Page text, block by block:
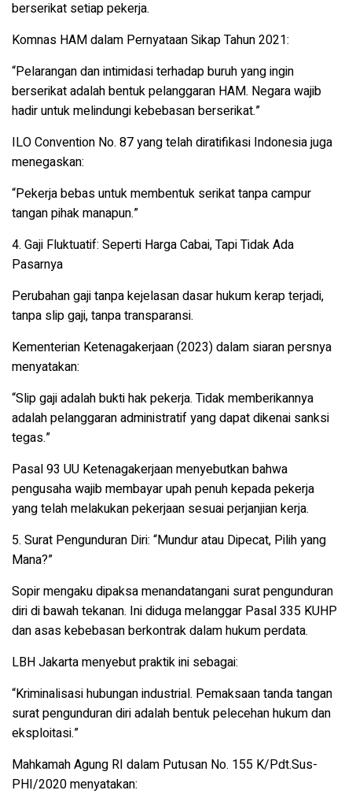
berserikat setiap pekerja.
Komnas HAMdalam Pernyataan Sikap Tahun 2021:
“Pelarangan dan intimidasi terhadap buruh yang ingin
berserikat adalah bentuk pelanggaran HAM. Negara wajib
hadir untuk melindungi kebebasan berserikat.”
ILO Convention No. 87yang telah diratifikasi Indonesia juga
menegaskan:
“Pekerja bebas untuk membentuk serikat tanpa campur
tangan pihak manapun.”
4. Gaji Fluktuatif: Seperti Harga Cabai, Tapi Tidak Ada
Pasarnya
Perubahan gaji tanpa kejelasan dasar hukum kerap terjadi,
tanpa slip gaji, tanpa transparansi.
Kementerian Ketenagakerjaan (2023)dalam siaran persnya
menyatakan:
“Slip gaji adalah bukti hak pekerja. Tidak memberikannya
adalah pelanggaran administratif yang dapat dikenai sanksi
tegas.”
Pasal 93 UU Ketenagakerjaanmenyebutkan bahwa
pengusaha wajib membayar upah penuh kepada pekerja
yang telah melakukan pekerjaan sesuai perjanjian kerja.
5. Surat Pengunduran Diri: “Mundur atau Dipecat, Pilih yang
Mana?”
Sopir mengaku dipaksa menandatangani surat pengunduran
diri di bawah tekanan. Ini diduga melanggar Pasal 335 KUHP
danasas kebebasan berkontrakdalam hukum perdata.
LBH Jakartamenyebut praktik ini sebagai:
“Kriminalisasi hubungan industrial. Pemaksaan tanda tangan
surat pengunduran diri adalah bentuk pelecehan hukum dan
eksploitasi.”
Mahkamah Agung RI dalam Putusan No. 155 K/Pdt.Sus-
PHI/2020menyatakan: